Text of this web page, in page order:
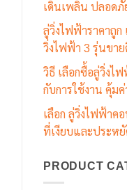
เดินเพลิน ปลอดภั
ลู่วิ่งไฟฟ้าราคาถูก
วิ่งไฟฟ้า 3 รุ่นขาย
วิธี เลือกซื้อลู่วิ่งไ
กับการใช้งาน คุ้มค่
เลือก ลู่วิ่งไฟฟ้าค
ที่เงียบและประห
PRODUCT